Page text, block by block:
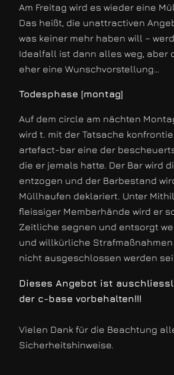
Am Freitag wird es wieder eine
Das heißt, die unattractiven
was keiner mehr haben will –
Idealfall ist dann alles weg, aber
eher eine Wunschvorstellung…
Todesphase [montag]
Auf dem circle am nächten
wird t. mit der Tatsache
artefact-bar eine der
die er jemals hatte. Der Bar wird
entzogen und der Barbestand
Müllhaufen deklariert. Unter
fleissiger Memberhände wird er
Zeitliche segnen und entsorgt
und willkürliche
nicht ausgeschlossen werden
Dieses Angebot ist
der c-base vorbehalten!!!
Vielen Dank für die Beachtung
Sicherheitshinweise.